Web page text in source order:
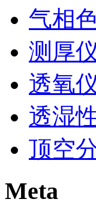
气相
测厚
透氧
透湿
顶空
Meta